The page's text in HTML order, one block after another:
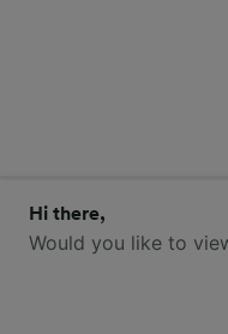
Hi there,
Would you like to